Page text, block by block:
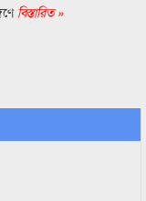
বিস্তারিত »